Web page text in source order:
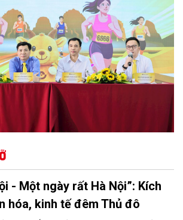
- Một ngày rất Hà Nội”: Kích
hóa, kinh tế đêm Thủ đô